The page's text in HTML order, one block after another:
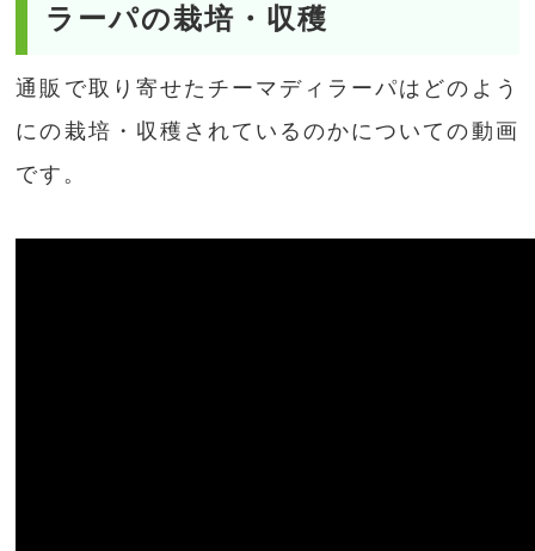
ラーパの栽培・収穫
通販で取り寄せたチーマディラーパはどのよう
にの栽培・収穫されているのかについての動画
です。